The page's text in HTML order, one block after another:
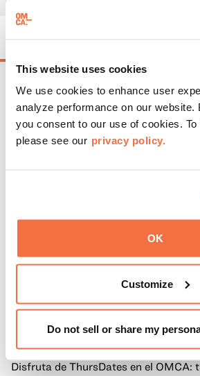
This website uses cookies
We use cookies to enhance user
analyze performance on our website.
you consent to our use of cookies. To
please see our privacy policy.
OK
Customize
Do not sell or share my
HORARIO DE TARDE
Jueves en el OMCA
Disfruta de ThursDates en el OMCA: